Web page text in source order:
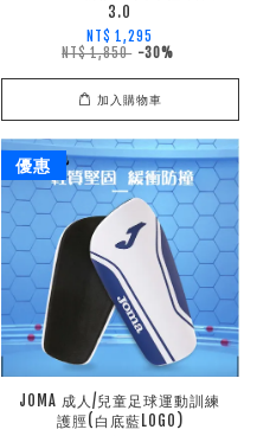
3.0
NT$ 1,295
NT$ 1,850 -30%
加入購物車
優惠
JOMA 成人/兒童足球運動訓練
護脛(白底藍LOGO)